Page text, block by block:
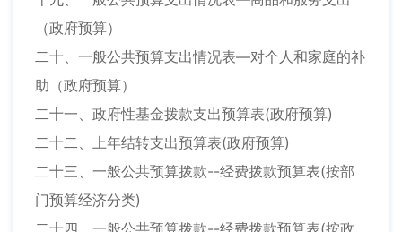
（政府预算）
二十、一般公共预算支出情况表—对个人和家庭的补
助（政府预算）
二十一、政府性基金拨款支出预算表(政府预算)
二十二、上年结转支出预算表(政府预算)
二十三、一般公共预算拨款--经费拨款预算表(按部
门预算经济分类)